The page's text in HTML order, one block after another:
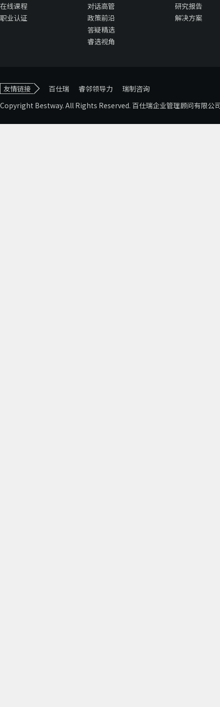
在线课程
职业认证
对话高管
政策前沿
答疑精选
睿选视角
研究报告
解决方案
友情链接 百仕瑞 睿邻领导力
瑞制咨询
Copyright Bestway. All Rights Reserved. 百仕瑞企业管理顾问有限公